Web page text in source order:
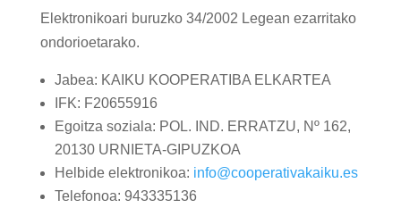
Elektronikoari buruzko 34/2002 Legean ezarritako
ondorioetarako.
Jabea: KAIKU KOOPERATIBA ELKARTEA
IFK: F20655916
Egoitza soziala: POL. IND. ERRATZU, Nº 162,
20130 URNIETA-GIPUZKOA
Helbide elektronikoa: info@cooperativakaiku.es
Telefonoa: 943335136